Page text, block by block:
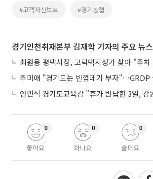
#고객자산보호 #경기농협
경기인천취재본부 김재학 기자의 주요 뉴스
좋아요
0
화나요
0
슬퍼요
0